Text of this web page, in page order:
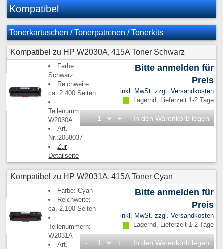
Kompatibel
Tonerkartuschen / Tonerpatronen / Tonerkits
Kompatibel zu HP W2030A, 415A Toner Schwarz
Farbe:
Schwarz
Reichweite:
ca. 2.400 Seiten
Teilenummern:
W2030A
Art.-
Nr.:2058037
Zur
Detailseite
Bitte anmelden für
Preis
inkl. MwSt. zzgl. Versandkosten
Lagernd, Lieferzeit 1-2 Tage
- + In den Warenkorb legen
Kompatibel zu HP W2031A, 415A Toner Cyan
Farbe: Cyan
Reichweite:
ca. 2.100 Seiten
Teilenummern:
W2031A
Art.-
Bitte anmelden für
Preis
inkl. MwSt. zzgl. Versandkosten
Lagernd, Lieferzeit 1-2 Tage
- + In den Warenkorb legen